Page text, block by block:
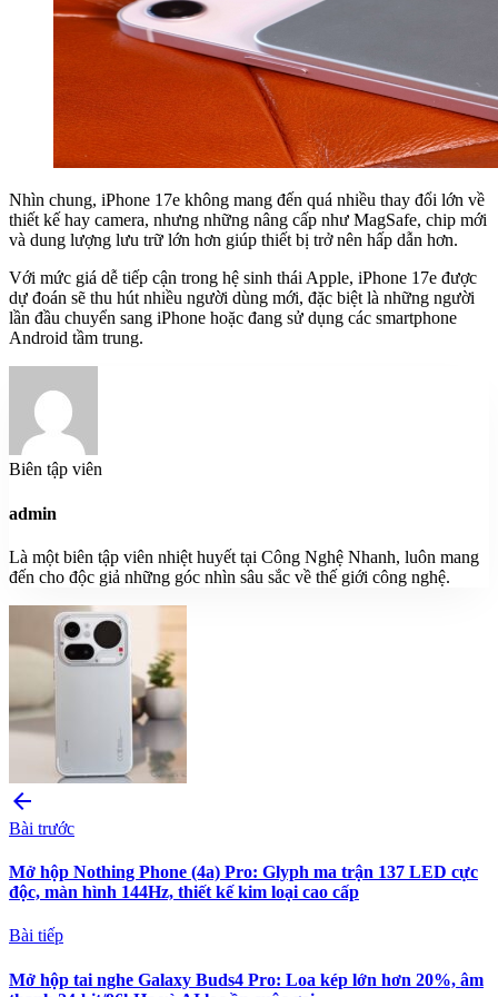
Nhìn chung, iPhone 17e không mang đến quá nhiều thay đổi lớn về
thiết kế hay camera, nhưng những nâng cấp như MagSafe, chip mới
và dung lượng lưu trữ lớn hơn giúp thiết bị trở nên hấp dẫn hơn.
Với mức giá dễ tiếp cận trong hệ sinh thái Apple, iPhone 17e được
dự đoán sẽ thu hút nhiều người dùng mới, đặc biệt là những người
lần đầu chuyển sang iPhone hoặc đang sử dụng các smartphone
Android tầm trung.
Biên tập viên
admin
Là một biên tập viên nhiệt huyết tại Công Nghệ Nhanh, luôn mang
đến cho độc giả những góc nhìn sâu sắc về thế giới công nghệ.
arrow_back
Bài trước
Mở hộp Nothing Phone (4a) Pro: Glyph ma trận 137 LED cực
độc, màn hình 144Hz, thiết kế kim loại cao cấp
Bài tiếp
Mở hộp tai nghe Galaxy Buds4 Pro: Loa kép lớn hơn 20%, âm